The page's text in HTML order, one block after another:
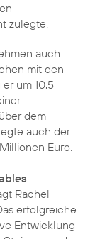
zulegte.
auch
mit den
um 10,5
dem
auch der
Euro.
Rachel
erfolgreiche
Entwicklung